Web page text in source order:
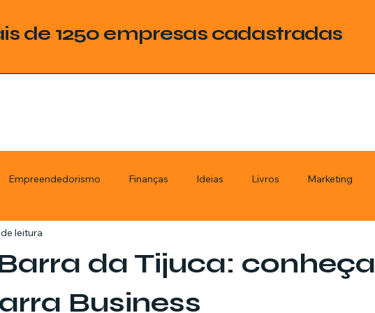
de 1250 empresas cadastradas
Empreendedorismo Finanças Ideias Livros Marketing
Renda Extra
da Tijuca: conheça
Business
leitura